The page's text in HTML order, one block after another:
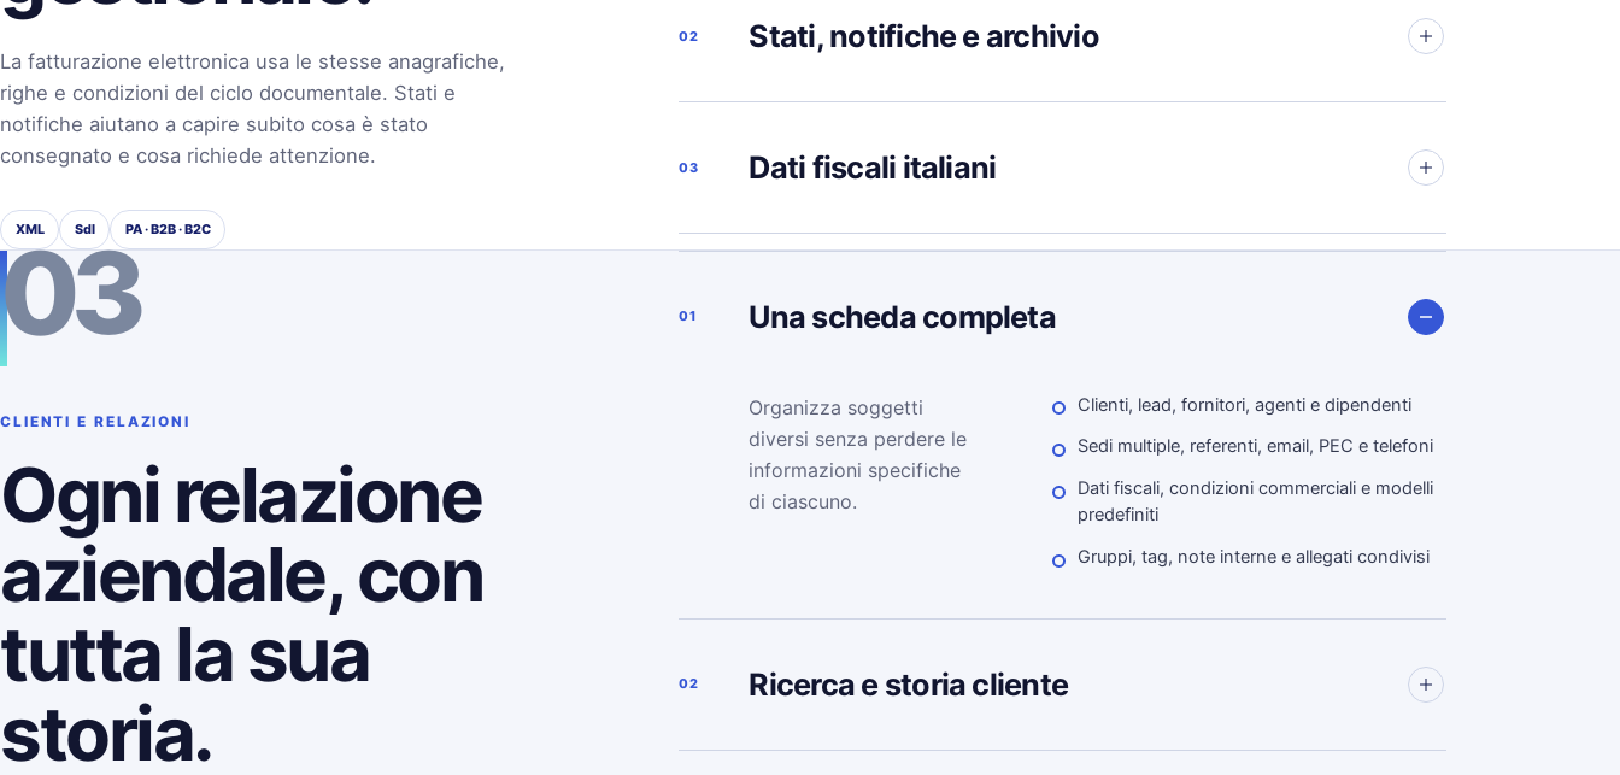
La fatturazione elettronica usa le stesse anagrafiche,
righe e condizioni del ciclo documentale. Stati e
notifiche aiutano a capire subito cosa è stato
consegnato e cosa richiede attenzione.
XML SdI PA · B2B · B2C
02 Stati, notifiche e archivio
03 Dati fiscali italiani
03
CLIENTI E RELAZIONI
Ogni relazione
aziendale, con
tutta la sua
storia.
01 Una scheda completa
Organizza soggetti
diversi senza perdere le
informazioni specifiche
di ciascuno.
Clienti, lead, fornitori, agenti e dipendenti
Sedi multiple, referenti, email, PEC e telefoni
Dati fiscali, condizioni commerciali e modelli
predefiniti
Gruppi, tag, note interne e allegati condivisi
02 Ricerca e storia cliente